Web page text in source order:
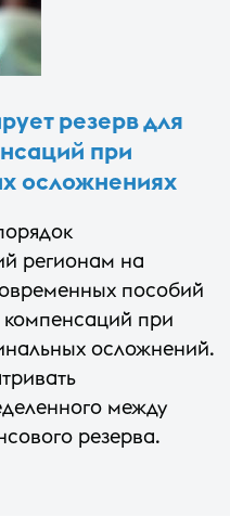
резерв для
при
осложнениях
регионам на
пособий
при
осложнений.
между
резерва.